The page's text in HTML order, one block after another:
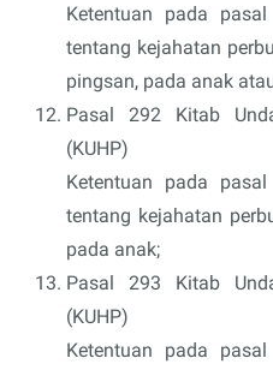
Ketentuan pada
tentang kejahatan
pingsan, pada anak
Pasal 292 Kitab
(KUHP)
Ketentuan pada
tentang kejahatan
pada anak;
Pasal 293 Kitab
(KUHP)
Ketentuan pada